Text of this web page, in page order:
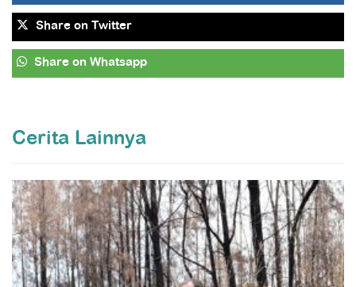
Share on Twitter
Share on Whatsapp
Cerita Lainnya